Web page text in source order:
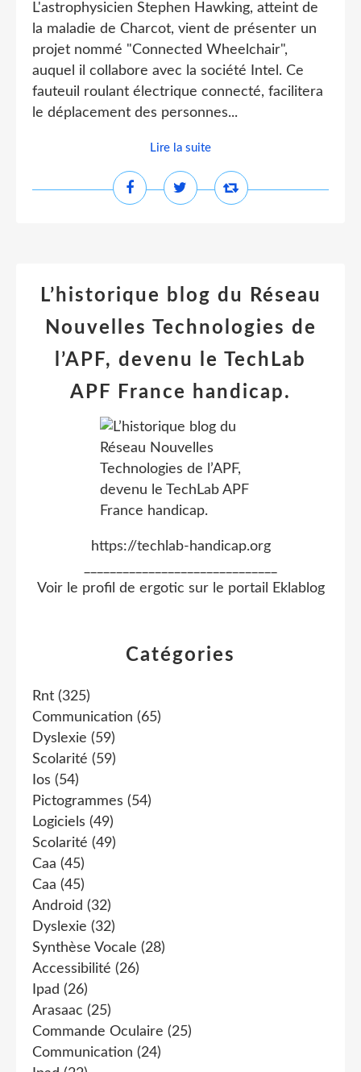
L'astrophysicien Stephen Hawking, atteint de
la maladie de Charcot, vient de présenter un
projet nommé "Connected Wheelchair",
auquel il collabore avec la société Intel. Ce
fauteuil roulant électrique connecté, facilitera
le déplacement des personnes...
Lire la suite
Catégories
Rnt (325)
Communication (65)
Dyslexie (59)
Scolarité (59)
Ios (54)
Pictogrammes (54)
Logiciels (49)
Scolarité (49)
Caa (45)
Caa (45)
Android (32)
Dyslexie (32)
Synthèse Vocale (28)
Accessibilité (26)
Ipad (26)
Arasaac (25)
Commande Oculaire (25)
Communication (24)
L’historique blog du Réseau
Nouvelles Technologies de
l’APF, devenu le TechLab
APF France handicap.
https://techlab-handicap.org
Voir le profil de ergotic sur le portail Eklablog